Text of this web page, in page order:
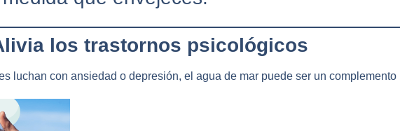
los trastornos psicológicos
luchan con ansiedad o depresión, el agua de mar puede ser un complemento